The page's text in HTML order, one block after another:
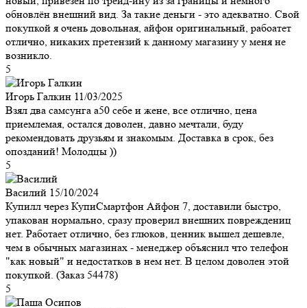
обновлён внешний вид. За такие деньги - это адекватно. Свой
покупкой я очень довольная, айфон оригинальный, рабоатет
отлично, никаких претензий к данному магазину у меня не
возникло.
5
Игорь Галкин 11/03/2025
Взял два самсунга а50 себе и жене, все отлично, цена
приемлемая, остался доволен, давно мечтали, буду
рекомендовать друзьям и знакомым. Доставка в срок, без
опозданий! Молодцы ))
5
Василий 15/10/2024
Купилл через КупиСмартфон Айфон 7, доставили быстро,
упакован нормально, сразу проверил внешних повреждениц
нет. Работает отлично, без глюков, ценник вышел дешевле,
чем в обычных магазинах - менеджер объяснил что телефон
"как новый" и недостатков в нем нет. В целом доволен этой
покупкой. (Заказ 54478)
5